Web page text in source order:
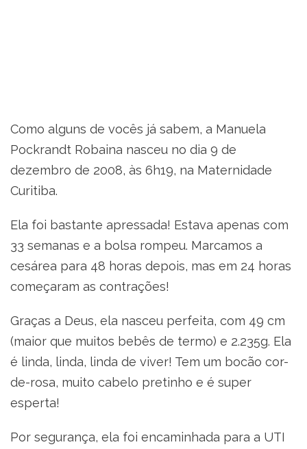
Como alguns de vocês já sabem, a Manuela
Pockrandt Robaina nasceu no dia 9 de
dezembro de 2008, às 6h19, na Maternidade
Curitiba.
Ela foi bastante apressada! Estava apenas com
33 semanas e a bolsa rompeu. Marcamos a
cesárea para 48 horas depois, mas em 24 horas
começaram as contrações!
Graças a Deus, ela nasceu perfeita, com 49 cm
(maior que muitos bebês de termo) e 2.235g. Ela
é linda, linda, linda de viver! Tem um bocão cor-
de-rosa, muito cabelo pretinho e é super
esperta!
Por segurança, ela foi encaminhada para a UTI